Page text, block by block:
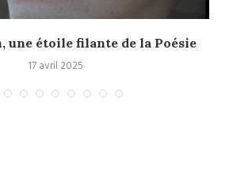
une étoile filante de la Poésie
17 avril 2025